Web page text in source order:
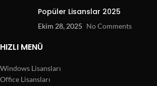
Popüler Lisanslar 2025
Ekim 28, 2025 No Comments
HIZLI MENÜ
Windows Lisansları
Office Lisansları